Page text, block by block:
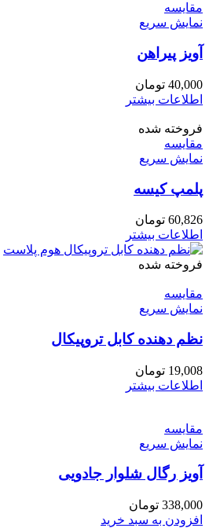
مقايسه
نمایش سریع
آویز پیراهن
40,000 تومان
اطلاعات بیشتر
فروخته شده
مقايسه
نمایش سریع
پلمپ کیسه
60,826 تومان
اطلاعات بیشتر
فروخته شده
مقايسه
نمایش سریع
نظم دهنده کابل تروپیکال
19,008 تومان
اطلاعات بیشتر
مقايسه
نمایش سریع
آویز رگال شلوار جادویی
338,000 تومان
افزودن به سبد خرید